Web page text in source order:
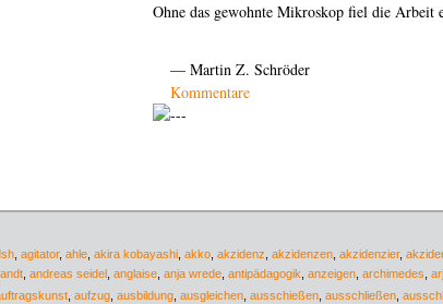
Ohne das gewohnte Mikroskop fiel die Arbeit
— Martin Z. Schröder
Kommentare
, agitator, ahle, akira kobayashi, akko, akzidenz akzidenzen, akzidenzier,
, andreas seidel, anglaise, anja wrede, antipädagogik anzeigen, archimedes
, aufzug, ausbildung, ausgleichen, ausschießen, ausschließen,